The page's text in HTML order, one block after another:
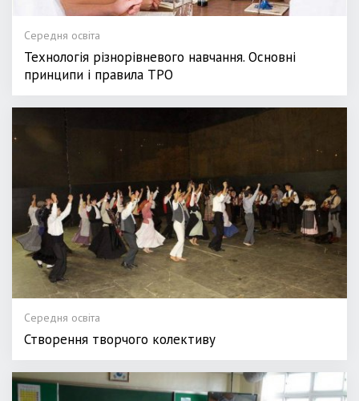
Середня освіта
Технологія різнорівневого навчання. Основні
принципи і правила ТРО
Середня освіта
Створення творчого колективу